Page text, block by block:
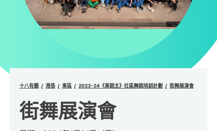
十八有藝 港島 東區 2023-24《東蹈主》社區舞蹈培訓計劃 街舞展演會
街舞展演會